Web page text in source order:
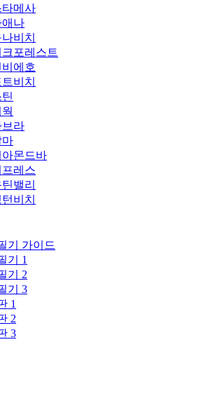
타메사
나
비치
포레스트
에호
비치
브라
마
아몬드바
레스
밸리
비치
기 가이드
기 1
기 2
기 3
1
2
3